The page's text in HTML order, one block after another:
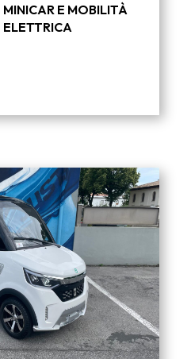
MINICAR E MOBILITÀ
ELETTRICA